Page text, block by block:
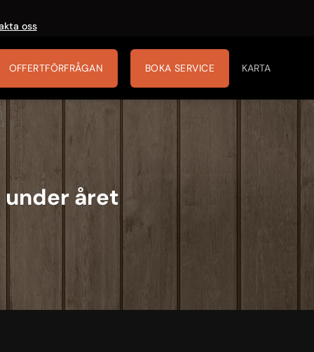
oss
OFFERTFÖRFRÅGAN BOKA SERVICE KARTA
året